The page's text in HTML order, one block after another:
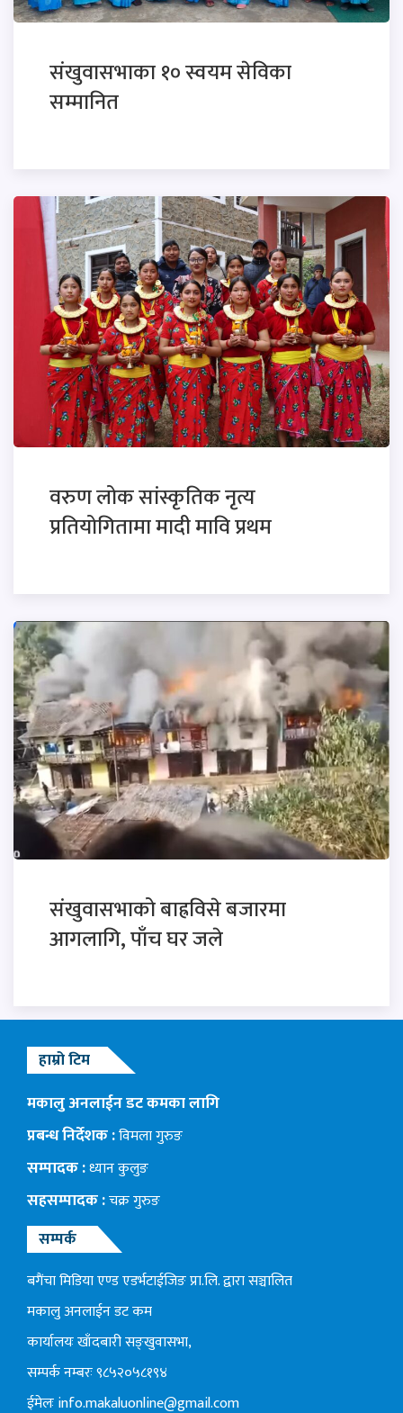
संखुवासभाका १० स्वयम सेविका
सम्मानित
वरुण लोक सांस्कृतिक नृत्य
प्रतियोगितामा मादी मावि प्रथम
संखुवासभाको बाह्रविसे बजारमा
आगलागि, पाँच घर जले
हाम्रो टिम
मकालु अनलाईन डट कमका लागि
प्रबन्ध निर्देशक :विमला गुरुङ
सम्पादक :ध्यान कुलुङ
सहसम्पादक :चक्र गुरुङ
सम्पर्क
बगैंचा मिडिया एण्ड एडर्भटाईजिङ प्रा.लि. द्वारा सञ्चालित
मकालु अनलाईन डट कम
कार्यालयः खाँदबारी सङ्खुवासभा,
सम्पर्क नम्बरः ९८५२०५८१९४
ईमेलःinfo.makaluonline@gmail.com